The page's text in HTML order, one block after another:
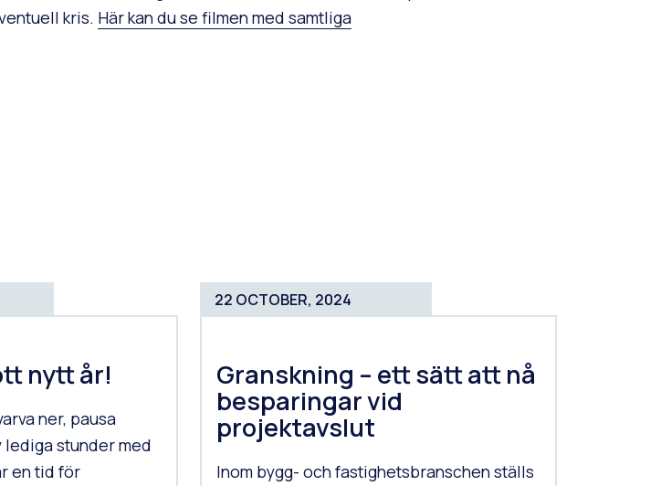
kris. Här kan du se filmen med samtliga
nytt år!
ner, pausa
lediga stunder med
en tid för
22 OCTOBER, 2024
Granskning – ett sätt att nå
besparingar vid
projektavslut
Inom bygg- och fastighetsbranschen ställs